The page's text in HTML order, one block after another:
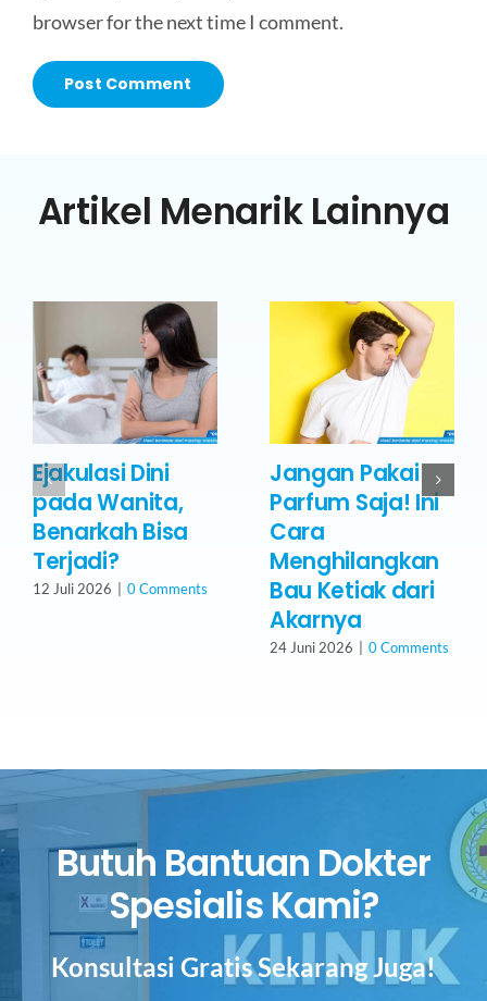
browser for the next time I comment.
Artikel Menarik Lainnya
Ejakulasi Dini
pada Wanita,
Benarkah Bisa
Terjadi?
12 Juli 2026 0 Comments
Jangan Pakai
Parfum Saja! Ini
Cara
Menghilangkan
Bau Ketiak dari
Akarnya
24 Juni 2026 0 Comments
Butuh Bantuan Dokter
Spesialis Kami?
Konsultasi Gratis Sekarang Juga!